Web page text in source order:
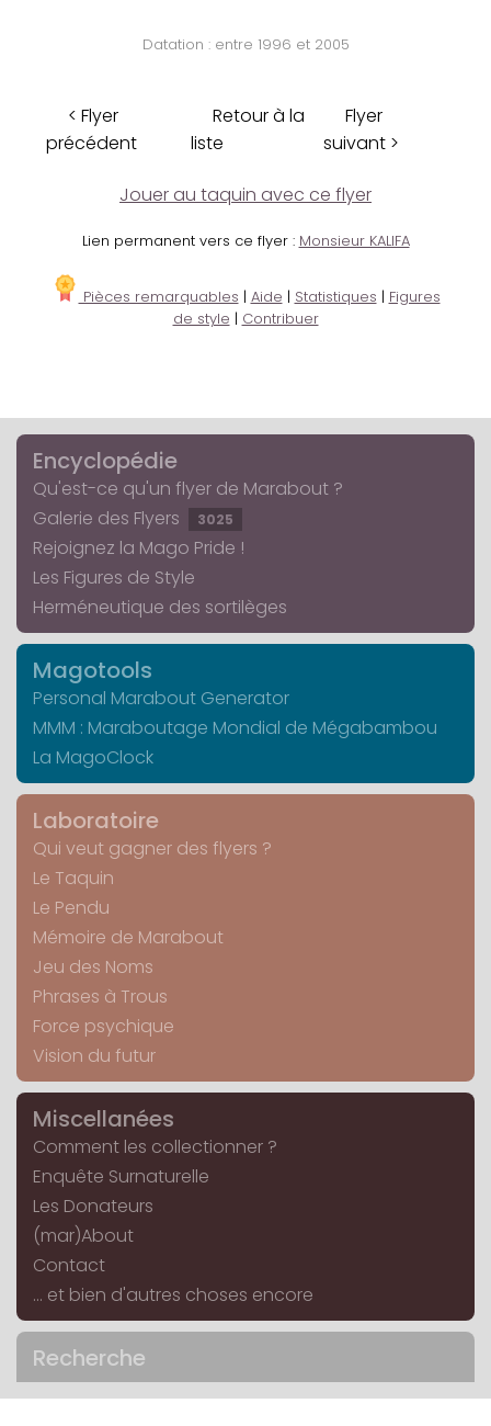
Datation : entre 1996 et 2005
< Flyer
précédent
Retour à la
liste
Flyer
suivant >
Jouer au taquin avec ce flyer
Lien permanent vers ce flyer : Monsieur KALIFA
Pièces remarquables | Aide | Statistiques | Figures
de style | Contribuer
Encyclopédie
Qu'est-ce qu'un flyer de Marabout ?
Galerie des Flyers
3025
Rejoignez la Mago Pride !
Les Figures de Style
Herméneutique des sortilèges
Magotools
Personal Marabout Generator
MMM : Maraboutage Mondial de Mégabambou
La MagoClock
Laboratoire
Qui veut gagner des flyers ?
Le Taquin
Le Pendu
Mémoire de Marabout
Jeu des Noms
Phrases à Trous
Force psychique
Vision du futur
Miscellanées
Comment les collectionner ?
Enquête Surnaturelle
Les Donateurs
(mar)About
Contact
... et bien d'autres choses encore
Recherche